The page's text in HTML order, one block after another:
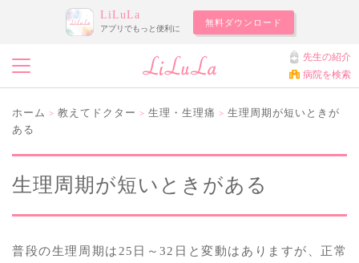
LiLuLa
アプリでもっと便利に
無料ダウンロード
先生の紹介
病院を検索
ホーム > 教えてドクター > 生理・生理痛 > 生理周期が短いときが
ある
生理周期が短いときがある
普段の生理周期は25日～32日と変動はありますが、正常